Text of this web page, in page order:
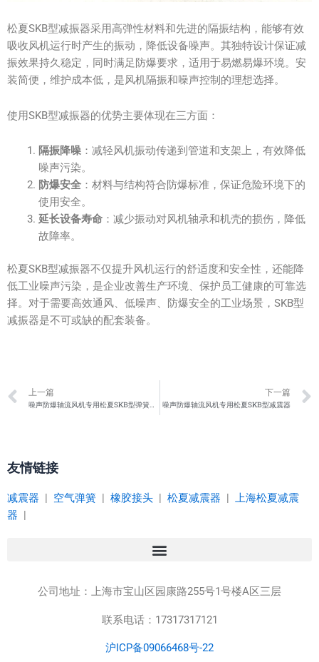
松夏SKB型减振器采用高弹性材料和先进的隔振结构，能够有效
吸收风机运行时产生的振动，降低设备噪声。其独特设计保证减
振效果持久稳定，同时满足防爆要求，适用于易燃易爆环境。安
装简便，维护成本低，是风机隔振和噪声控制的理想选择。
使用SKB型减振器的优势主要体现在三方面：
隔振降噪：减轻风机振动传递到管道和支架上，有效降低
噪声污染。
防爆安全：材料与结构符合防爆标准，保证危险环境下的
使用安全。
延长设备寿命：减少振动对风机轴承和机壳的损伤，降低
故障率。
松夏SKB型减振器不仅提升风机运行的舒适度和安全性，还能降
低工业噪声污染，是企业改善生产环境、保护员工健康的可靠选
择。对于需要高效通风、低噪声、防爆安全的工业场景，SKB型
减振器是不可或缺的配套装备。
Prev
上一篇 下一篇
噪声防爆轴流风机专用松夏SKB型减震器
友情链接
减震器 | 空气弹簧 | 橡胶接头 | 松夏减震器 | 上海松夏减震
器 |
公司地址： 上海市宝山区园康路255号1号楼A区三层
联系电话：17317317121
沪ICP备09066468号-22